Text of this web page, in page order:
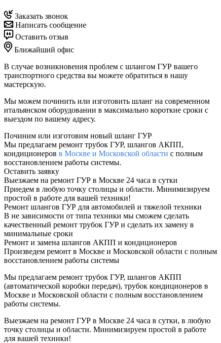
Заказать звонок
Написать сообщение
Оставить отзыв
Ближайший офис
В случае возникновения проблем с шлангом ГУР вашего
транспортного средства вы можете обратиться в нашу
мастерскую.
Мы можем починить или изготовить шланг на современном
итальянском оборудовании в максимально короткие сроки с
выездом по вашему адресу.
Починим или изготовим новый шланг ГУР
Мы предлагаем ремонт трубок ГУР, шлангов АКПП,
кондиционеров в Москве и Московской области с полным
восстановлением работы системы.
Оставить заявку
Выезжаем на ремонт ГУР в Москве 24 часа в сутки
Приедем в любую точку столицы и области. Минимизируем
простой в работе для вашей техники!
Ремонт шлангов ГУР для автомобилей и тяжелой техники
В не зависимости от типа техники мы сможем сделать
качественный ремонт трубок ГУР и сделать их замену в
минимальные сроки
Ремонт и замена шлангов АКПП и кондиционеров
Произведем ремонт в Москве и Московской области с полным
восстановлением работы системы
Мы предлагаем ремонт трубок ГУР, шлангов АКПП
(автоматической коробки передач), трубок кондиционеров в
Москве и Московской области с полным восстановлением
работы системы.
Выезжаем на ремонт ГУР в Москве 24 часа в сутки, в любую
точку столицы и области. Минимизируем простой в работе
для вашей техники!